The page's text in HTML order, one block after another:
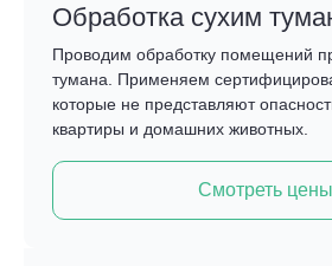
Обработка сухим
Проводим обработку помещений
тумана. Применяем
которые не представляют
квартиры и домашних животных.
Смотреть цены